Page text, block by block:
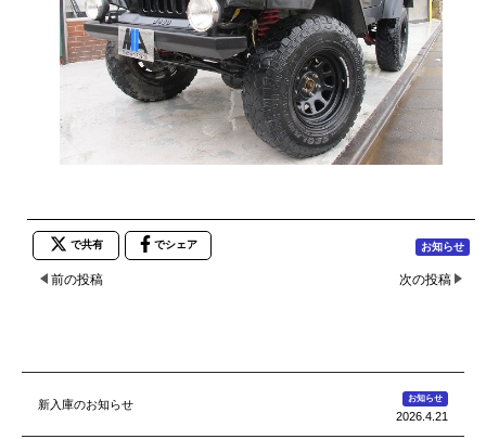
で共有 でシェア お知らせ
前の投稿 次の投稿
新入庫のお知らせ お知らせ
2026.4.21